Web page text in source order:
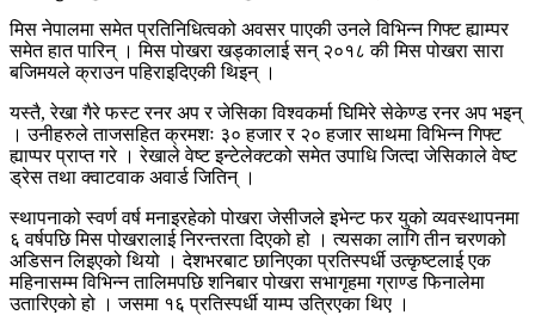
मिस नेपालमा समेत प्रतिनिधित्वको अवसर पाएकी उनले विभिन्न गिफ्ट ह्याम्पर
समेत हात पारिन् । मिस पोखरा खड्कालाई सन् २०१८ की मिस पोखरा सारा
बजिमयले क्राउन पहिराइदिएकी थिइन् ।
यस्तै, रेखा गैरे फस्ट रनर अप र जेसिका विश्वकर्मा घिमिरे सेकेण्ड रनर अप भइन्
। उनीहरुले ताजसहित क्रमशः ३० हजार र २० हजार साथमा विभिन्न गिफ्ट
ह्याप्पर प्राप्त गरे । रेखाले वेष्ट इन्टेलेक्टको समेत उपाधि जित्दा जेसिकाले वेष्ट
ड्रेस तथा क्वाटवाक अवार्ड जितिन् ।
स्थापनाको स्वर्ण वर्ष मनाइरहेको पोखरा जेसीजले इभेन्ट फर युको व्यवस्थापनमा
६ वर्षपछि मिस पोखरालाई निरन्तरता दिएको हो । त्यसका लागि तीन चरणको
अडिसन लिइएको थियो । देशभरबाट छानिएका प्रतिस्पर्धी उत्कृष्टलाई एक
महिनासम्म विभिन्न तालिमपछि शनिबार पोखरा सभागृहमा ग्राण्ड फिनालेमा
उतारिएको हो । जसमा १६ प्रतिस्पर्धी याम्प उत्रिएका थिए ।